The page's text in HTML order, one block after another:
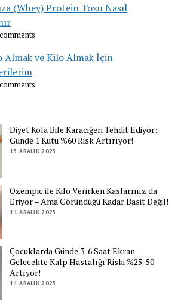
(Whey) Protein Tozu Nasıl
Almak ve Kilo Almak İçin
Diyet Kola Bile Karaciğeri Tehdit Ediyor:
Günde 1 Kutu %60 Risk Artırıyor!
15 ARALIK 2025
Ozempic ile Kilo Verirken Kaslarınız da
Eriyor – Ama Göründüğü Kadar Basit Değil!
11 ARALIK 2025
Çocuklarda Günde 3-6 Saat Ekran =
Gelecekte Kalp Hastalığı Riski %25-50
Artıyor!
11 ARALIK 2025